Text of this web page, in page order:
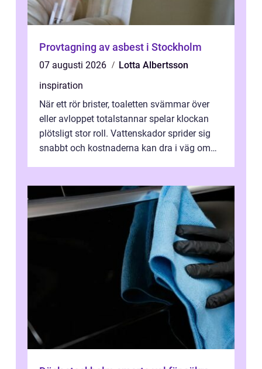
Provtagning av asbest i Stockholm
07 augusti 2026
Lotta Albertsson
inspiration
När ett rör brister, toaletten svämmar över
eller avloppet totalstannar spelar klockan
plötsligt stor roll. Vattenskador sprider sig
snabbt och kostnaderna kan dra i väg om